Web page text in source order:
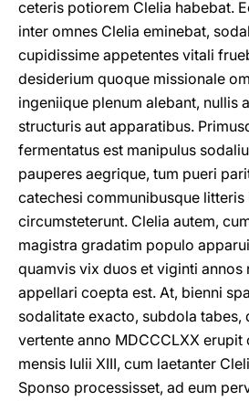
ceteris potiorem Clelia habebat.
inter omnes Clelia eminebat,
cupidissime appetentes vitali
desiderium quoque missionale
ingeniique plenum alebant, nullis
structuris aut apparatibus.
fermentatus est manipulus
pauperes aegrique, tum pueri
catechesi communibusque litteris
circumsteterunt. Clelia autem,
magistra gradatim populo
quamvis vix duos et viginti annos
appellari coepta est. At, bienni
sodalitate exacto, subdola tabes,
vertente anno MDCCCLXX erupit
mensis Iulii XIII, cum laetanter
Sponso processisset, ad eum